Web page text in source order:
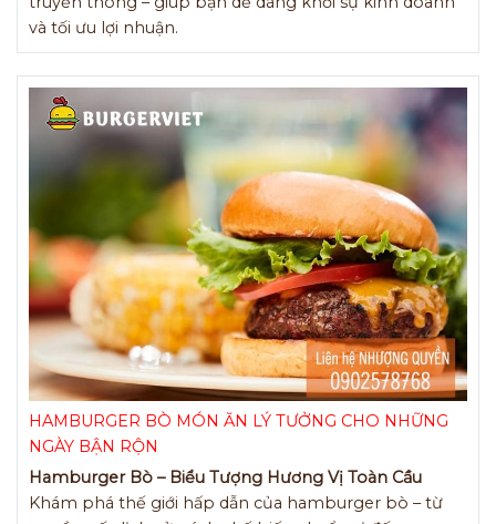
và tối ưu lợi nhuận.
HAMBURGER BÒ MÓN ĂN LÝ TƯỞNG CHO NHỮNG
NGÀY BẬN RỘN
Hamburger Bò – Biểu Tượng Hương Vị Toàn Cầu
Khám phá thế giới hấp dẫn của hamburger bò – từ